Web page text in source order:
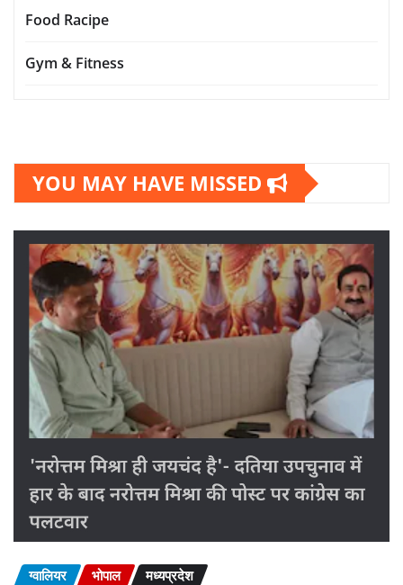
Food Racipe
Gym & Fitness
YOU MAY HAVE MISSED
ग्वालियर भोपाल मध्यप्रदेश